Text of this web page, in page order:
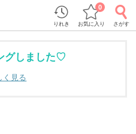
りれき お気に入り
0
さがす
グしました♡
く見る